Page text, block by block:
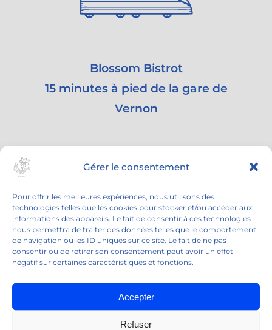
Gérer le consentement
Pour offrir les meilleures expériences, nous utilisons des
technologies telles que les cookies pour stocker et/ou accéder aux
informations des appareils. Le fait de consentir à ces technologies
nous permettra de traiter des données telles que le comportement
de navigation ou les ID uniques sur ce site. Le fait de ne pas
consentir ou de retirer son consentement peut avoir un effet
négatif sur certaines caractéristiques et fonctions.
Accepter
Refuser
Blossom Bistrot
15 minutes à pied de la gare de
Vernon
Blossom Bistrot
15 minutes à vélo de Giverny